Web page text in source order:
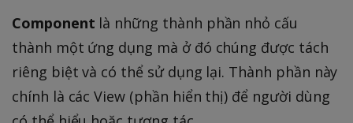
Component là những thành phần nhỏ cấu
thành một ứng dụng mà ở đó chúng được tách
riêng biệt và có thể sử dụng lại. Thành phần này
chính là các View (phần hiển thị) để người dùng